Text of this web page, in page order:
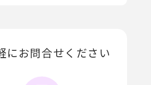
にお問合せください